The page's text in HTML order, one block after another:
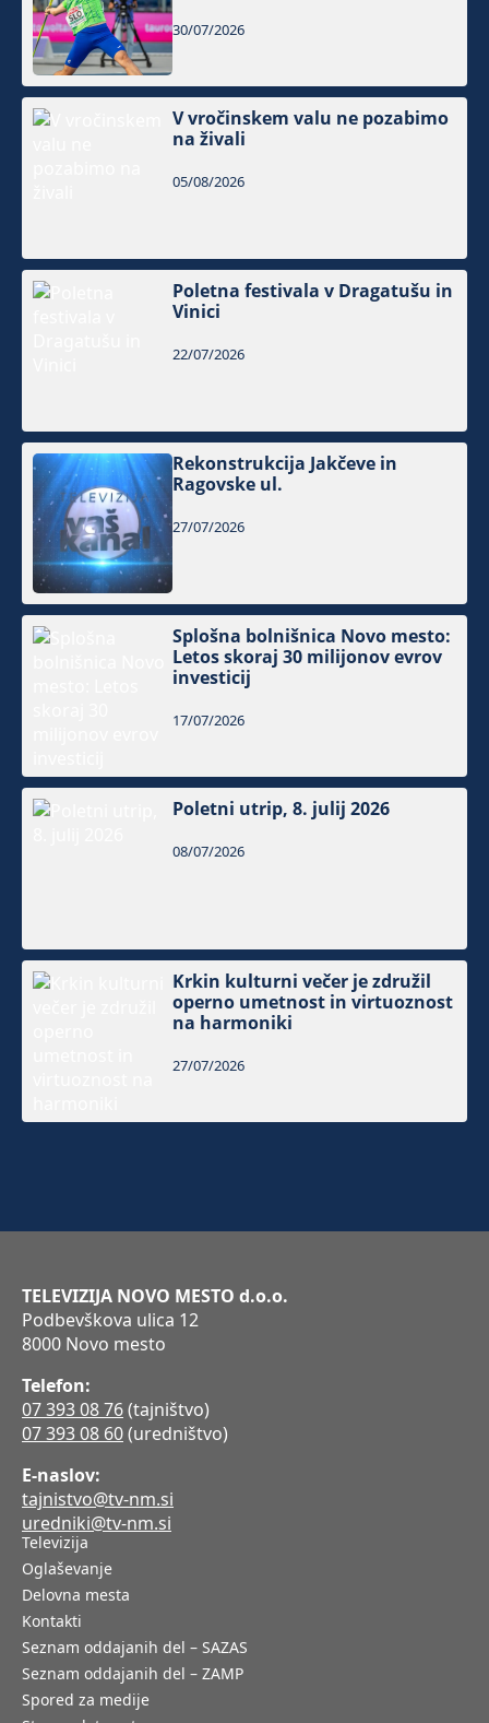
30/07/2026
V vročinskem valu ne pozabimo
na živali
05/08/2026
Poletna festivala v Dragatušu in
Vinici
22/07/2026
Rekonstrukcija Jakčeve in
Ragovske ul.
27/07/2026
Splošna bolnišnica Novo mesto:
Letos skoraj 30 milijonov evrov
investicij
17/07/2026
Poletni utrip, 8. julij 2026
08/07/2026
Krkin kulturni večer je združil
operno umetnost in virtuoznost
na harmoniki
27/07/2026
TELEVIZIJA NOVO MESTO d.o.o.
Podbevškova ulica 12
8000 Novo mesto
Telefon:
07 393 08 76(tajništvo)
07 393 08 60(uredništvo)
E-naslov:
tajnistvo@tv-nm.si
uredniki@tv-nm.si
Televizija
Oglaševanje
Delovna mesta
Kontakti
Seznam oddajanih del – SAZAS
Seznam oddajanih del – ZAMP
Spored za medije